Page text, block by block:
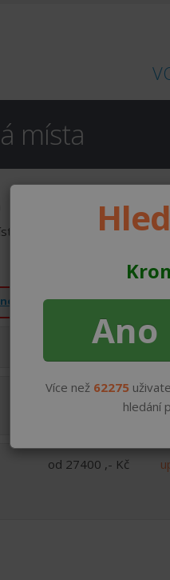
místa
Máš auto a ráno do 7:30 čas? Pojď doručovat noviny a časopisy v okrese Kroměříž Rusava
od 140 ,- Kč
od 150 ,- Kč do
od 27400 ,- Kč
Ano
Více než 62275
hledání